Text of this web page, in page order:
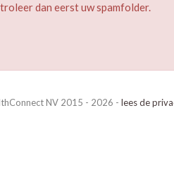
dan eerst uw spamfolder.
NV 2015 - 2026 - lees de